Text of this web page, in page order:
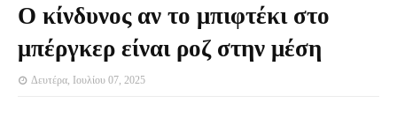
Ο κίνδυνος αν το μπιφτέκι στο
μπέργκερ είναι ροζ στην μέση
Δευτέρα, Ιουλίου 07, 2025